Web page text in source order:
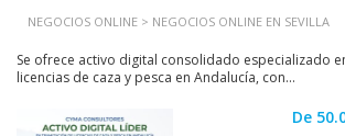
NEGOCIOS ONLINE > NEGOCIOS ONLINE EN SEVILLA
Se ofrece activo digital consolidado especializado
licencias de caza y pesca en Andalucía, con...
De